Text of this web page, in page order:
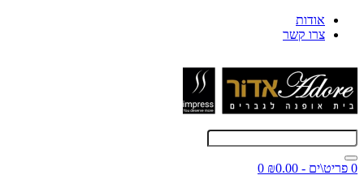
אודות
צרו קשר
0 פריט\ים - ₪0.00
0